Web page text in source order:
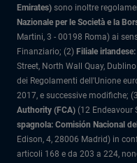
Emirates) sono inoltre
Nazionale per le Società e la
Martini, 3 - 00198 Roma) ai
Finanziario; (2) Filiale
Street, North Wall Quay,
dei Regolamenti dell'Unione
2017, e successive modifiche;
Authority (FCA) (12 Endeavour
spagnola: Comisión Nacional
Edison, 4, 28006 Madrid) in
articoli 168 e da 203 a 224,